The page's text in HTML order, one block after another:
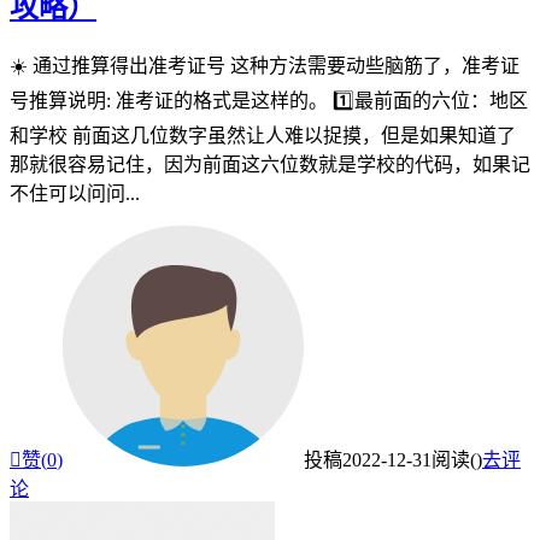
攻略）
☀️ 通过推算得出准考证号 这种方法需要动些脑筋了，准考证
号推算说明: 准考证的格式是这样的。 1️⃣最前面的六位：地区
和学校 前面这几位数字虽然让人难以捉摸，但是如果知道了
那就很容易记住，因为前面这六位数就是学校的代码，如果记
不住可以问问...
赞(0) 投稿2022-12-31 阅读()去评
论